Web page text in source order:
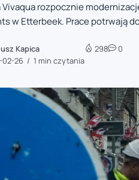
Vivaqua rozpocznie
w Etterbeek. Prace potrwają
Kapica
02-26
1 min czytania
298 0